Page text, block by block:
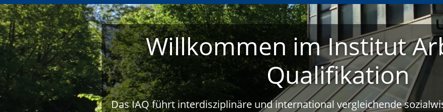
Willkommen im Institut
Qualifikation
Das IAQ führt interdisziplinäre und international vergleichende